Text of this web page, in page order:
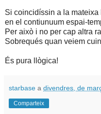
Si coincidíssin a la
en el contiunuum espai-
Per això i no per cap altra
Sobrequés quan veiem
És pura llògica!
starbase a divendres, de
Comparteix